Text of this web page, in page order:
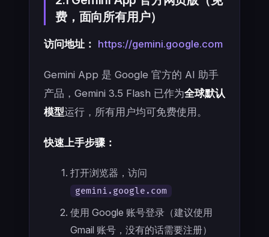
费，面向所有用户）
访问地址： https://gemini.google.com
Gemini App 是 Google 官方的 AI 助手
产品，Gemini 3.5 Flash 已作为全球默认
模型运行，所有用户均可免费使用。
快速上手步骤：
打开浏览器，访问
gemini.google.com
使用 Google 账号登录（建议使用
Gmail 账号，没有的话需要注册）